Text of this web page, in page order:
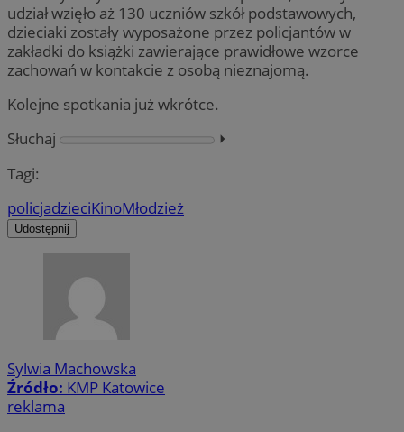
udział wzięło aż 130 uczniów szkół podstawowych,
dzieciaki zostały wyposażone przez policjantów w
zakładki do książki zawierające prawidłowe wzorce
zachowań w kontakcie z osobą nieznajomą.
Kolejne spotkania już wkrótce.
Słuchaj
⏵︎
Tagi:
policjadzieciKinoMłodzież
Udostępnij
Sylwia Machowska
Źródło: KMP Katowice
reklama